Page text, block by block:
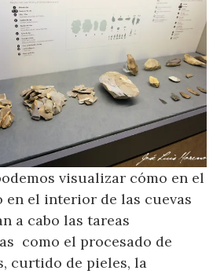
visualizar cómo en el
en el interior de las cuevas
a cabo las tareas
como el procesado de
curtido de pieles, la